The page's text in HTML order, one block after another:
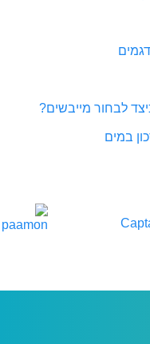
לבחור מייבשים?
במים